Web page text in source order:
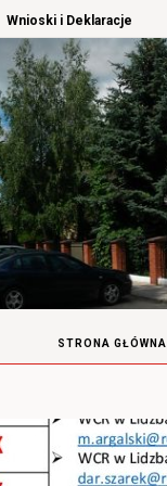
Wnioski i Deklaracje
STRONA GŁÓWNA